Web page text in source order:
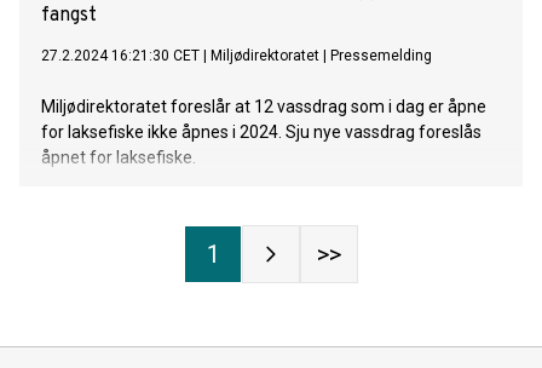
fangst
27.2.2024 16:21:30 CET Miljødirektoratet Pressemelding
Miljødirektoratet foreslår at 12 vassdrag som i dag er åpne
for laksefiske ikke åpnes i 2024. Sju nye vassdrag foreslås
åpnet for laksefiske.
1 >>